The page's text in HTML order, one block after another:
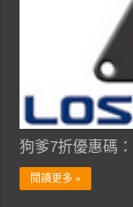
狗爹7折優惠碼
閱讀更多 »